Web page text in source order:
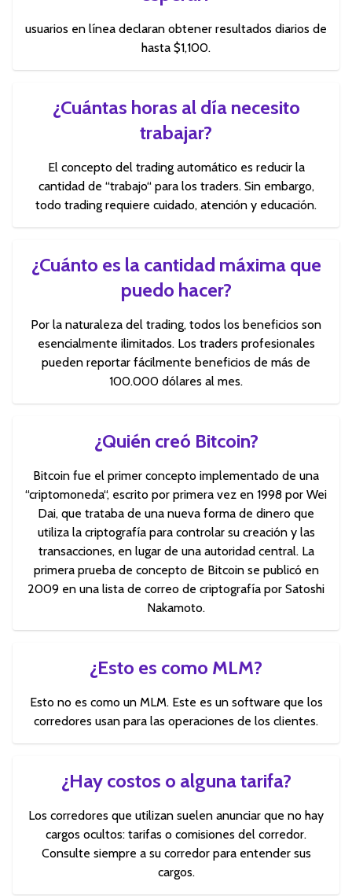
usuarios en línea declaran obtener resultados diarios de
hasta $1,100.
¿Cuántas horas al día necesito
trabajar?
El concepto del trading automático es reducir la
cantidad de “trabajo“ para los traders. Sin embargo,
todo trading requiere cuidado, atención y educación.
¿Cuánto es la cantidad máxima que
puedo hacer?
Por la naturaleza del trading, todos los beneficios son
esencialmente ilimitados. Los traders profesionales
pueden reportar fácilmente beneficios de más de
100.000 dólares al mes.
¿Quién creó Bitcoin?
Bitcoin fue el primer concepto implementado de una
“criptomoneda“, escrito por primera vez en 1998 por Wei
Dai, que trataba de una nueva forma de dinero que
utiliza la criptografía para controlar su creación y las
transacciones, en lugar de una autoridad central. La
primera prueba de concepto de Bitcoin se publicó en
2009 en una lista de correo de criptografía por Satoshi
Nakamoto.
¿Esto es como MLM?
Esto no es como un MLM. Este es un software que los
corredores usan para las operaciones de los clientes.
¿Hay costos o alguna tarifa?
Los corredores que utilizan suelen anunciar que no hay
cargos ocultos: tarifas o comisiones del corredor.
Consulte siempre a su corredor para entender sus
cargos.